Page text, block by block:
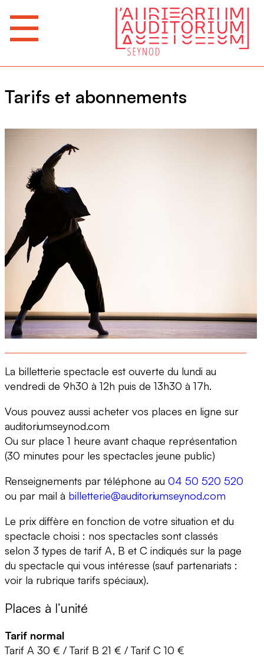
Tarifs et abonnements
La billetterie spectacle est ouverte du lundi au
vendredi de 9h30 à 12h puis de 13h30 à 17h.
Vous pouvez aussi acheter vos places en ligne sur
auditoriumseynod.com
Ou sur place 1 heure avant chaque représentation
(30 minutes pour les spectacles jeune public)
Renseignements par téléphone au 04 50 520 520
ou par mail à billetterie@auditoriumseynod.com
Le prix diffère en fonction de votre situation et du
spectacle choisi : nos spectacles sont classés
selon 3 types de tarif A, B et C indiqués sur la page
du spectacle qui vous intéresse (sauf partenariats :
voir la rubrique tarifs spéciaux).
Places à l’unité
Tarif normal
Tarif A 30 € / Tarif B 21 € / Tarif C 10 €